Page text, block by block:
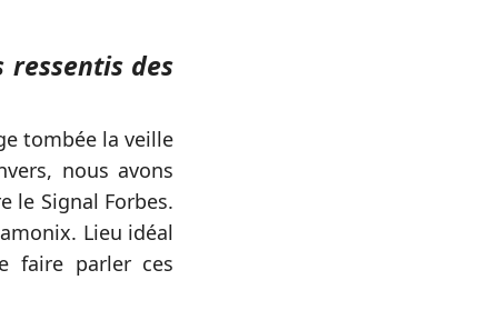
ressentis des
tombée la veille
nous avons
le Signal Forbes.
Lieu idéal
faire parler ces